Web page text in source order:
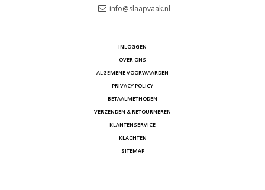
info@slaapvaak.nl
INLOGGEN
OVER ONS
ALGEMENE VOORWAARDEN
PRIVACY POLICY
BETAALMETHODEN
VERZENDEN & RETOURNEREN
KLANTENSERVICE
KLACHTEN
SITEMAP